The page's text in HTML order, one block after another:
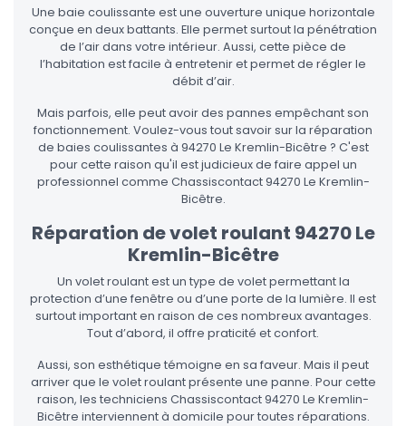
Une baie coulissante est une ouverture unique horizontale
conçue en deux battants. Elle permet surtout la pénétration
de l’air dans votre intérieur. Aussi, cette pièce de
l’habitation est facile à entretenir et permet de régler le
débit d’air.
Mais parfois, elle peut avoir des pannes empêchant son
fonctionnement. Voulez-vous tout savoir sur la réparation
de baies coulissantes à 94270 Le Kremlin-Bicêtre ? C'est
pour cette raison qu'il est judicieux de faire appel un
professionnel comme Chassiscontact 94270 Le Kremlin-
Bicêtre.
Réparation de volet roulant 94270 Le
Kremlin-Bicêtre
Un volet roulant est un type de volet permettant la
protection d’une fenêtre ou d’une porte de la lumière. Il est
surtout important en raison de ces nombreux avantages.
Tout d’abord, il offre praticité et confort.
Aussi, son esthétique témoigne en sa faveur. Mais il peut
arriver que le volet roulant présente une panne. Pour cette
raison, les techniciens Chassiscontact 94270 Le Kremlin-
Bicêtre interviennent à domicile pour toutes réparations.